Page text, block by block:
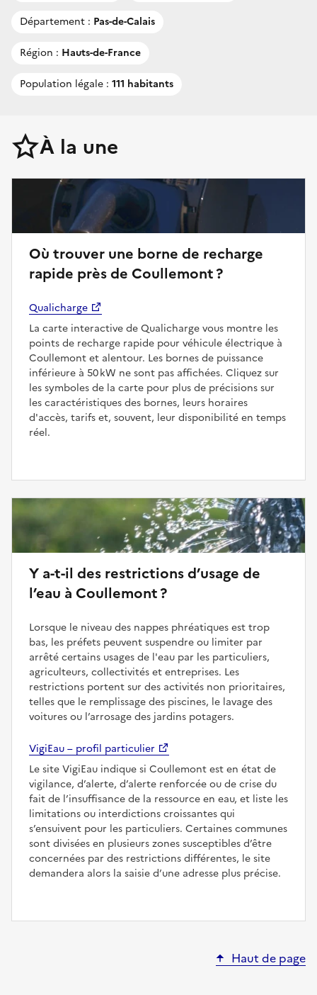
Département : Pas-de-Calais
Région : Hauts-de-France
Population légale : 111 habitants
À la une
Où trouver une borne de recharge
rapide près de Coullemont ?
Qualicharge
La carte interactive de Qualicharge vous montre les
points de recharge rapide pour véhicule électrique à
Coullemont et alentour. Les bornes de puissance
inférieure à 50 kW ne sont pas affichées. Cliquez sur
les symboles de la carte pour plus de précisions sur
les caractéristiques des bornes, leurs horaires
d'accès, tarifs et, souvent, leur disponibilité en temps
réel.
Y a-t-il des restrictions d’usage de
l’eau à Coullemont ?
Lorsque le niveau des nappes phréatiques est trop
bas, les préfets peuvent suspendre ou limiter par
arrêté certains usages de l'eau par les particuliers,
agriculteurs, collectivités et entreprises. Les
restrictions portent sur des activités non prioritaires,
telles que le remplissage des piscines, le lavage des
voitures ou l’arrosage des jardins potagers.
VigiEau – profil particulier
Le site VigiEau indique si Coullemont est en état de
vigilance, d’alerte, d’alerte renforcée ou de crise du
fait de l’insuffisance de la ressource en eau, et liste les
limitations ou interdictions croissantes qui
s’ensuivent pour les particuliers. Certaines communes
sont divisées en plusieurs zones susceptibles d’être
concernées par des restrictions différentes, le site
demandera alors la saisie d’une adresse plus précise.
Haut de page